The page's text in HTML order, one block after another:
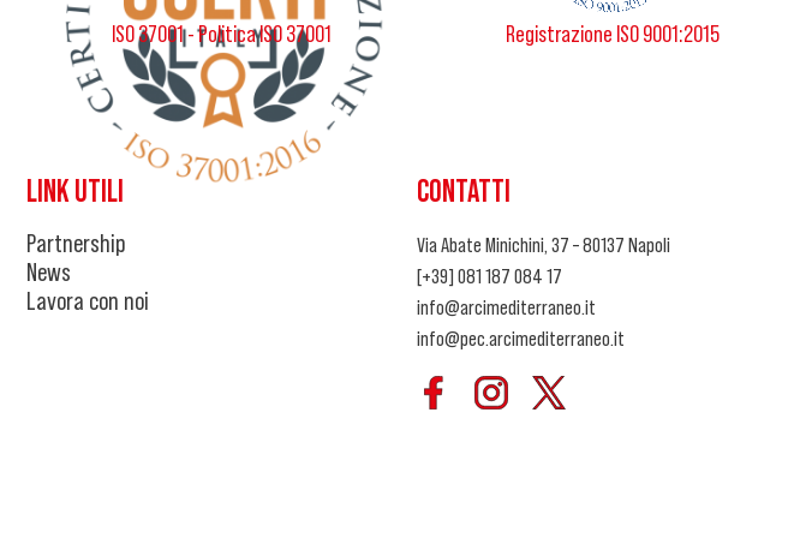
ISO 37001 - Politica ISO 37001 Registrazione ISO 9001:2015
LINK UTILI
Partnership
News
Lavora con noi
CONTATTI
Via Abate Minichini, 37 – 80137 Napoli
[+39] 081 187 084 17
info@arcimediterraneo.it
info@pec.arcimediterraneo.it